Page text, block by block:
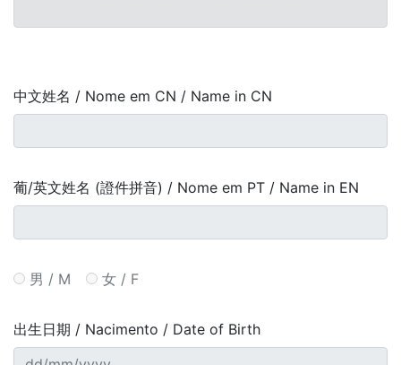
中文姓名 / Nome em CN / Name in CN
葡/英文姓名 (證件拼音) / Nome em PT / Name in EN
男 / M 女 / F
出生日期 / Nacimento / Date of Birth